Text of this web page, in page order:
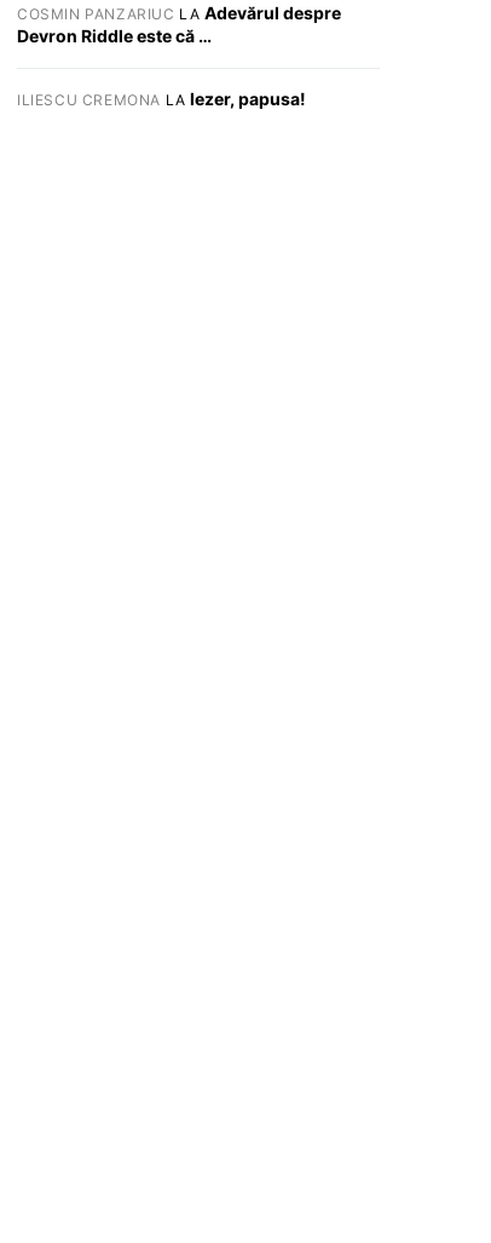
COSMIN PANZARIUC LA Adevărul despre
Devron Riddle este că …
ILIESCU CREMONA LA Iezer, papusa!